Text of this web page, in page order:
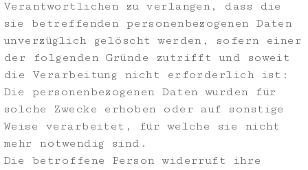
Verantwortlichen zu verlangen, dass die
sie betreffenden personenbezogenen Daten
unverzüglich gelöscht werden, sofern einer
der folgenden Gründe zutrifft und soweit
die Verarbeitung nicht erforderlich ist:
Die personenbezogenen Daten wurden für
solche Zwecke erhoben oder auf sonstige
Weise verarbeitet, für welche sie nicht
mehr notwendig sind.
Die betroffene Person widerruft ihre